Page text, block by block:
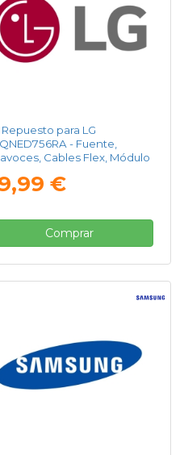
Repuesto para LG
- Fuente,
Cables Flex, Módulo
€
Comprar